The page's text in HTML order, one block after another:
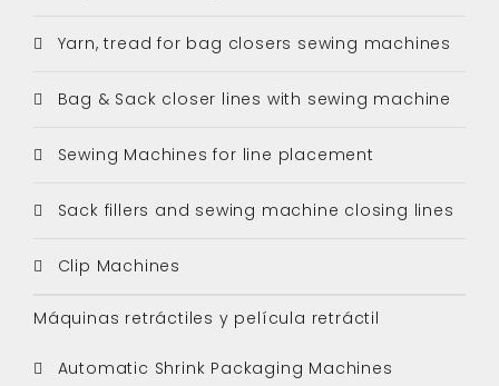
Yarn, tread for bag closers sewing machines
Bag & Sack closer lines with sewing machine
Sewing Machines for line placement
Sack fillers and sewing machine closing lines
Clip Machines
Máquinas retráctiles y película retráctil
Automatic Shrink Packaging Machines